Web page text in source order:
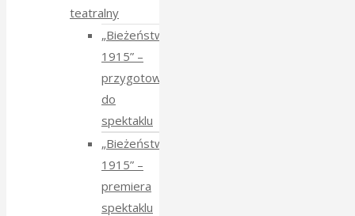
teatralny
„Bieżeństwo
1915” –
przygotowania
do
spektaklu
„Bieżeństwo
1915” –
premiera
spektaklu